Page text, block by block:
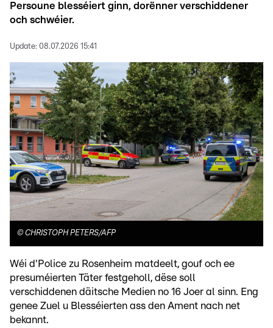
Persoune blesséiert ginn, dorënner verschiddener
och schwéier.
Update: 08.07.2026 15:41
© CHRISTOPH PETERS/AFP
Wéi d'Police zu Rosenheim matdeelt, gouf och ee
presuméierten Täter festgeholl, dëse soll
verschiddenen däitsche Medien no 16 Joer al sinn. Eng
genee Zuel u Blesséierten ass den Ament nach net
bekannt.